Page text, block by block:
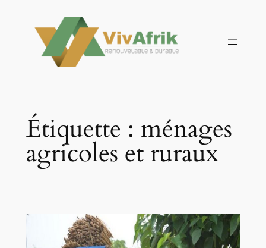
contenu
Étiquette : ménages
agricoles et ruraux